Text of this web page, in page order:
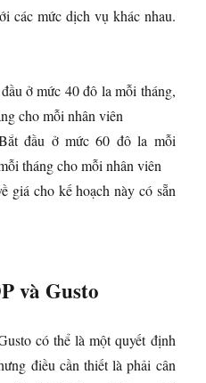
các mức dịch vụ khác nhau.
ở mức 40 đô la mỗi tháng,
cho mỗi nhân viên
đầu ở mức 60 đô la mỗi
tháng cho mỗi nhân viên
giá cho kế hoạch này có sẵn
và Gusto
có thể là một quyết định
điều cần thiết là phải cân